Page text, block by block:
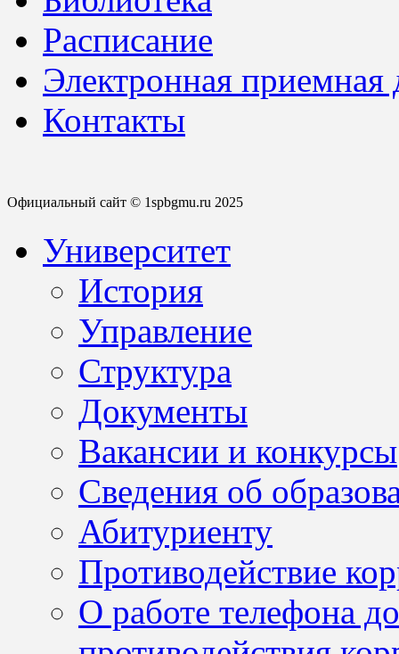
Расписание
Электронная
Контакты
Официальный сайт © 1spbgmu.ru 2025
Университет
История
Управление
Структура
Документы
Вакансии и конкурсы
Сведения об
Абитуриенту
Противодействие
О работе телефона